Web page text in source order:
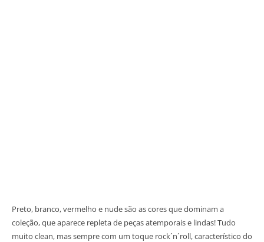
Preto, branco, vermelho e nude são as cores que dominam a
coleção, que aparece repleta de peças atemporais e lindas! Tudo
muito clean, mas sempre com um toque rock´n´roll, característico do